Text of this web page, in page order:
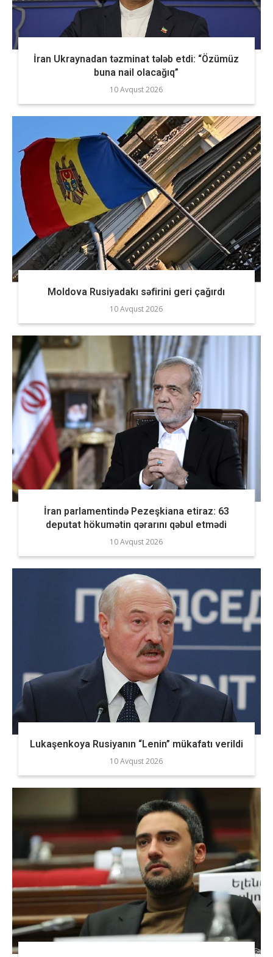
İran Ukraynadan təzminat tələb etdi: “Özümüz
buna nail olacağıq”
10 Avqust 2026
Moldova Rusiyadakı səfirini geri çağırdı
10 Avqust 2026
İran parlamentində Pezeşkiana etiraz: 63
deputat hökumətin qərarını qəbul etmədi
10 Avqust 2026
Lukaşenkoya Rusiyanın “Lenin” mükafatı verildi
10 Avqust 2026